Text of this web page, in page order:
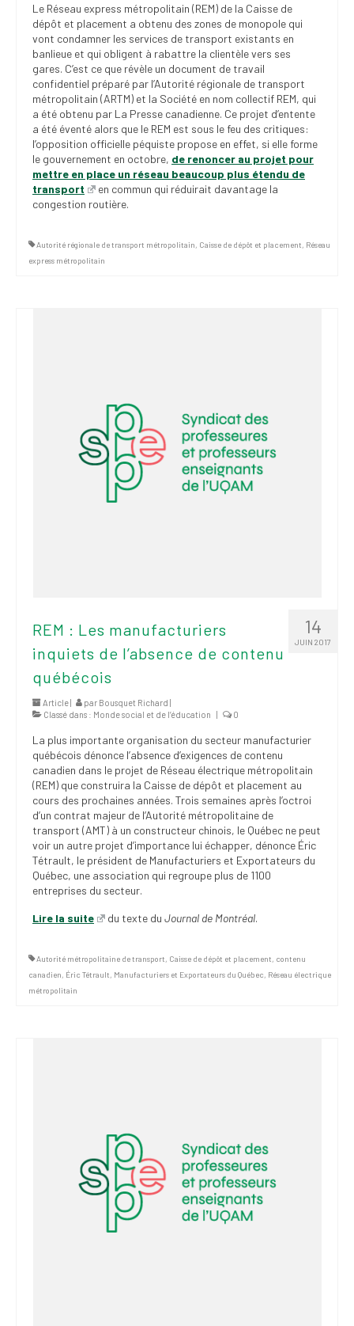
Nouvelles du
SPPEUQAM
Communiqués
SPPEUQAM@ctualités
et Bilans
Négociation
SCCUQ@
SCCUQ intervention
Le Réseau express métropolitain (REM) de la Caisse de
dépôt et placement a obtenu des zones de monopole qui
vont condamner les services de transport existants en
banlieue et qui obligent à rabattre la clientèle vers ses
gares. C’est ce que révèle un document de travail
confidentiel préparé par l’Autorité régionale de transport
métropolitain (ARTM) et la Société en nom collectif REM, qui
a été obtenu par La Presse canadienne. Ce projet d’entente
a été éventé alors que le REM est sous le feu des critiques:
l’opposition officielle péquiste propose en effet, si elle forme
le gouvernement en octobre, de renoncer au projet pour
mettre en place un réseau beaucoup plus étendu de
transport
en commun qui réduirait davantage la
congestion routière.
Autorité régionale de transport métropolitain, Caisse de dépôt et placement, Réseau
express métropolitain
14
JUIN 2017
REM : Les manufacturiers
inquiets de l’absence de contenu
québécois
Article | par Bousquet Richard |
Classé dans : Monde social et de l’éducation | 0
La plus importante organisation du secteur manufacturier
québécois dénonce l’absence d’exigences de contenu
canadien dans le projet de Réseau électrique métropolitain
(REM) que construira la Caisse de dépôt et placement au
cours des prochaines années. Trois semaines après l’octroi
d’un contrat majeur de l’Autorité métropolitaine de
transport (AMT) à un constructeur chinois, le Québec ne peut
voir un autre projet d’importance lui échapper, dénonce Éric
Tétrault, le président de Manufacturiers et Exportateurs du
Québec, une association qui regroupe plus de 1100
entreprises du secteur.
Lire la suite du texte duJournal de Montréal.
Autorité métropolitaine de transport, Caisse de dépôt et placement, contenu
canadien, Éric Tétrault, Manufacturiers et Exportateurs du Québec, Réseau électrique
métropolitain